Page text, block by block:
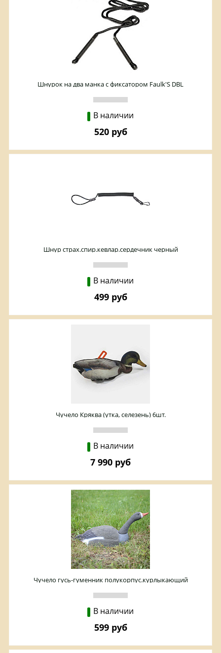
Шнурок на два манка с фиксатором Faulk'S DBL
В наличии
520 руб
Шнур страх.спир.кевлар.сердечник черный
В наличии
499 руб
Чучело Кряква (утка, селезень) 6шт.
В наличии
7 990 руб
Чучело гусь-гуменник полукорпус.курлыкающий
В наличии
599 руб